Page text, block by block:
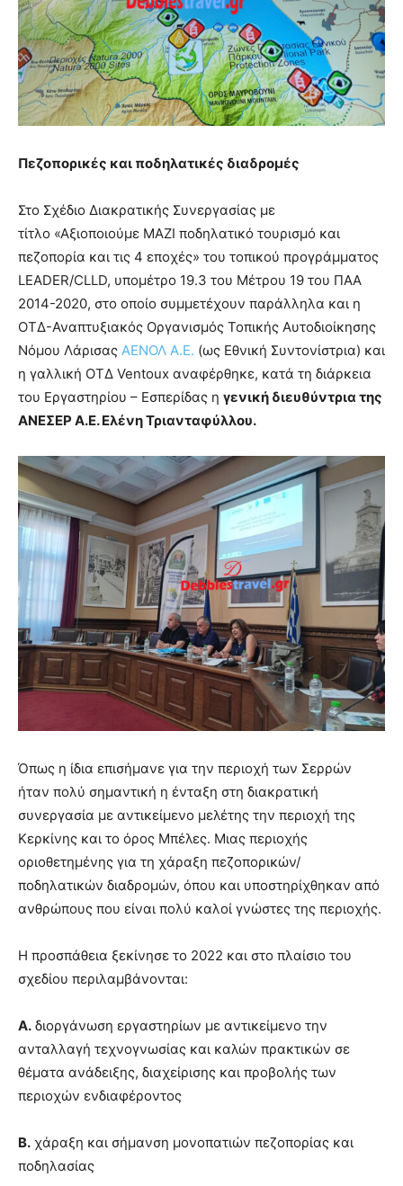
Πεζοπορικές και ποδηλατικές διαδρομές
Στο Σχέδιο Διακρατικής Συνεργασίας με
τίτλο «Αξιοποιούμε ΜΑΖΙ ποδηλατικό τουρισμό και
πεζοπορία και τις 4 εποχές» του τοπικού προγράμματος
LEADER/CLLD, υπομέτρο 19.3 του Μέτρου 19 του ΠΑΑ
2014-2020, στο οποίο συμμετέχουν παράλληλα και η
ΟΤΔ-Αναπτυξιακός Οργανισμός Τοπικής Αυτοδιοίκησης
Νόμου Λάρισας ΑΕΝΟΛ Α.Ε. (ως Εθνική Συντονίστρια) και
η γαλλική ΟΤΔ Ventoux αναφέρθηκε, κατά τη διάρκεια
του Εργαστηρίου – Εσπερίδας η γενική διευθύντρια της
ΑΝΕΣΕΡ Α.Ε. Ελένη Τριανταφύλλου.
Όπως η ίδια επισήμανε για την περιοχή των Σερρών
ήταν πολύ σημαντική η ένταξη στη διακρατική
συνεργασία με αντικείμενο μελέτης την περιοχή της
Κερκίνης και το όρος Μπέλες. Μιας περιοχής
οριοθετημένης για τη χάραξη πεζοπορικών/
ποδηλατικών διαδρομών, όπου και υποστηρίχθηκαν από
ανθρώπους που είναι πολύ καλοί γνώστες της περιοχής.
Η προσπάθεια ξεκίνησε το 2022 και στο πλαίσιο του
σχεδίου περιλαμβάνονται:
Α. διοργάνωση εργαστηρίων με αντικείμενο την
ανταλλαγή τεχνογνωσίας και καλών πρακτικών σε
θέματα ανάδειξης, διαχείρισης και προβολής των
περιοχών ενδιαφέροντος
Β. χάραξη και σήμανση μονοπατιών πεζοπορίας και
ποδηλασίας